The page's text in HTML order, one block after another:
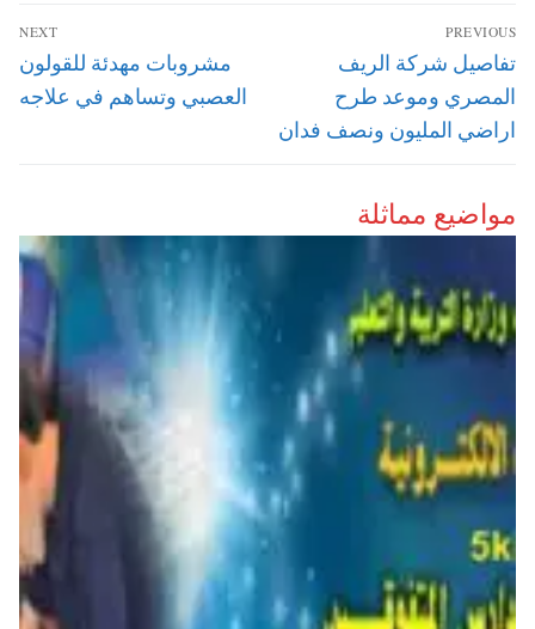
تصفّح
المقالات
PREVIOUS
Previous
post:
تفاصيل شركة الريف
المصري وموعد طرح
اراضي المليون ونصف فدان
NEXT
Next
مشروبات مهدئة للقولون
العصبي وتساهم في علاجه
مواضيع مماثلة